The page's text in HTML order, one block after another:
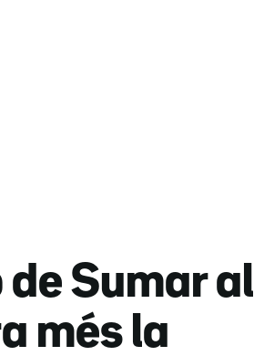
de Sumar al
més la